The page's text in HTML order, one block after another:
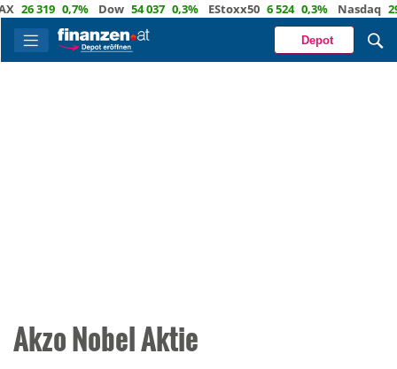
26 319 0,7% Dow 54 037 0,3% EStoxx50 6 524 0,3% Nasdaq 29
Depot
Akzo Nobel Aktie